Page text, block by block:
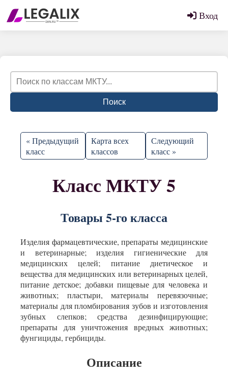
Вход
Поиск
« Предыдущий
класс
Карта всех
классов
Следующий
класс »
Класс МКТУ 5
Товары 5-го класса
Изделия фармацевтические, препараты медицинские
и ветеринарные; изделия гигиенические для
медицинских целей; питание диетическое и
вещества для медицинских или ветеринарных целей,
питание детское; добавки пищевые для человека и
животных; пластыри, материалы перевязочные;
материалы для пломбирования зубов и изготовления
зубных слепков; средства дезинфицирующие;
препараты для уничтожения вредных животных;
фунгициды, гербициды.
Описание